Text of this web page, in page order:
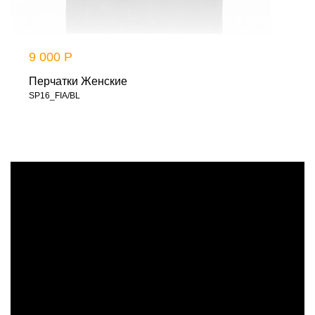
9 000 Р
Перчатки Женские
SP16_FIA/BL